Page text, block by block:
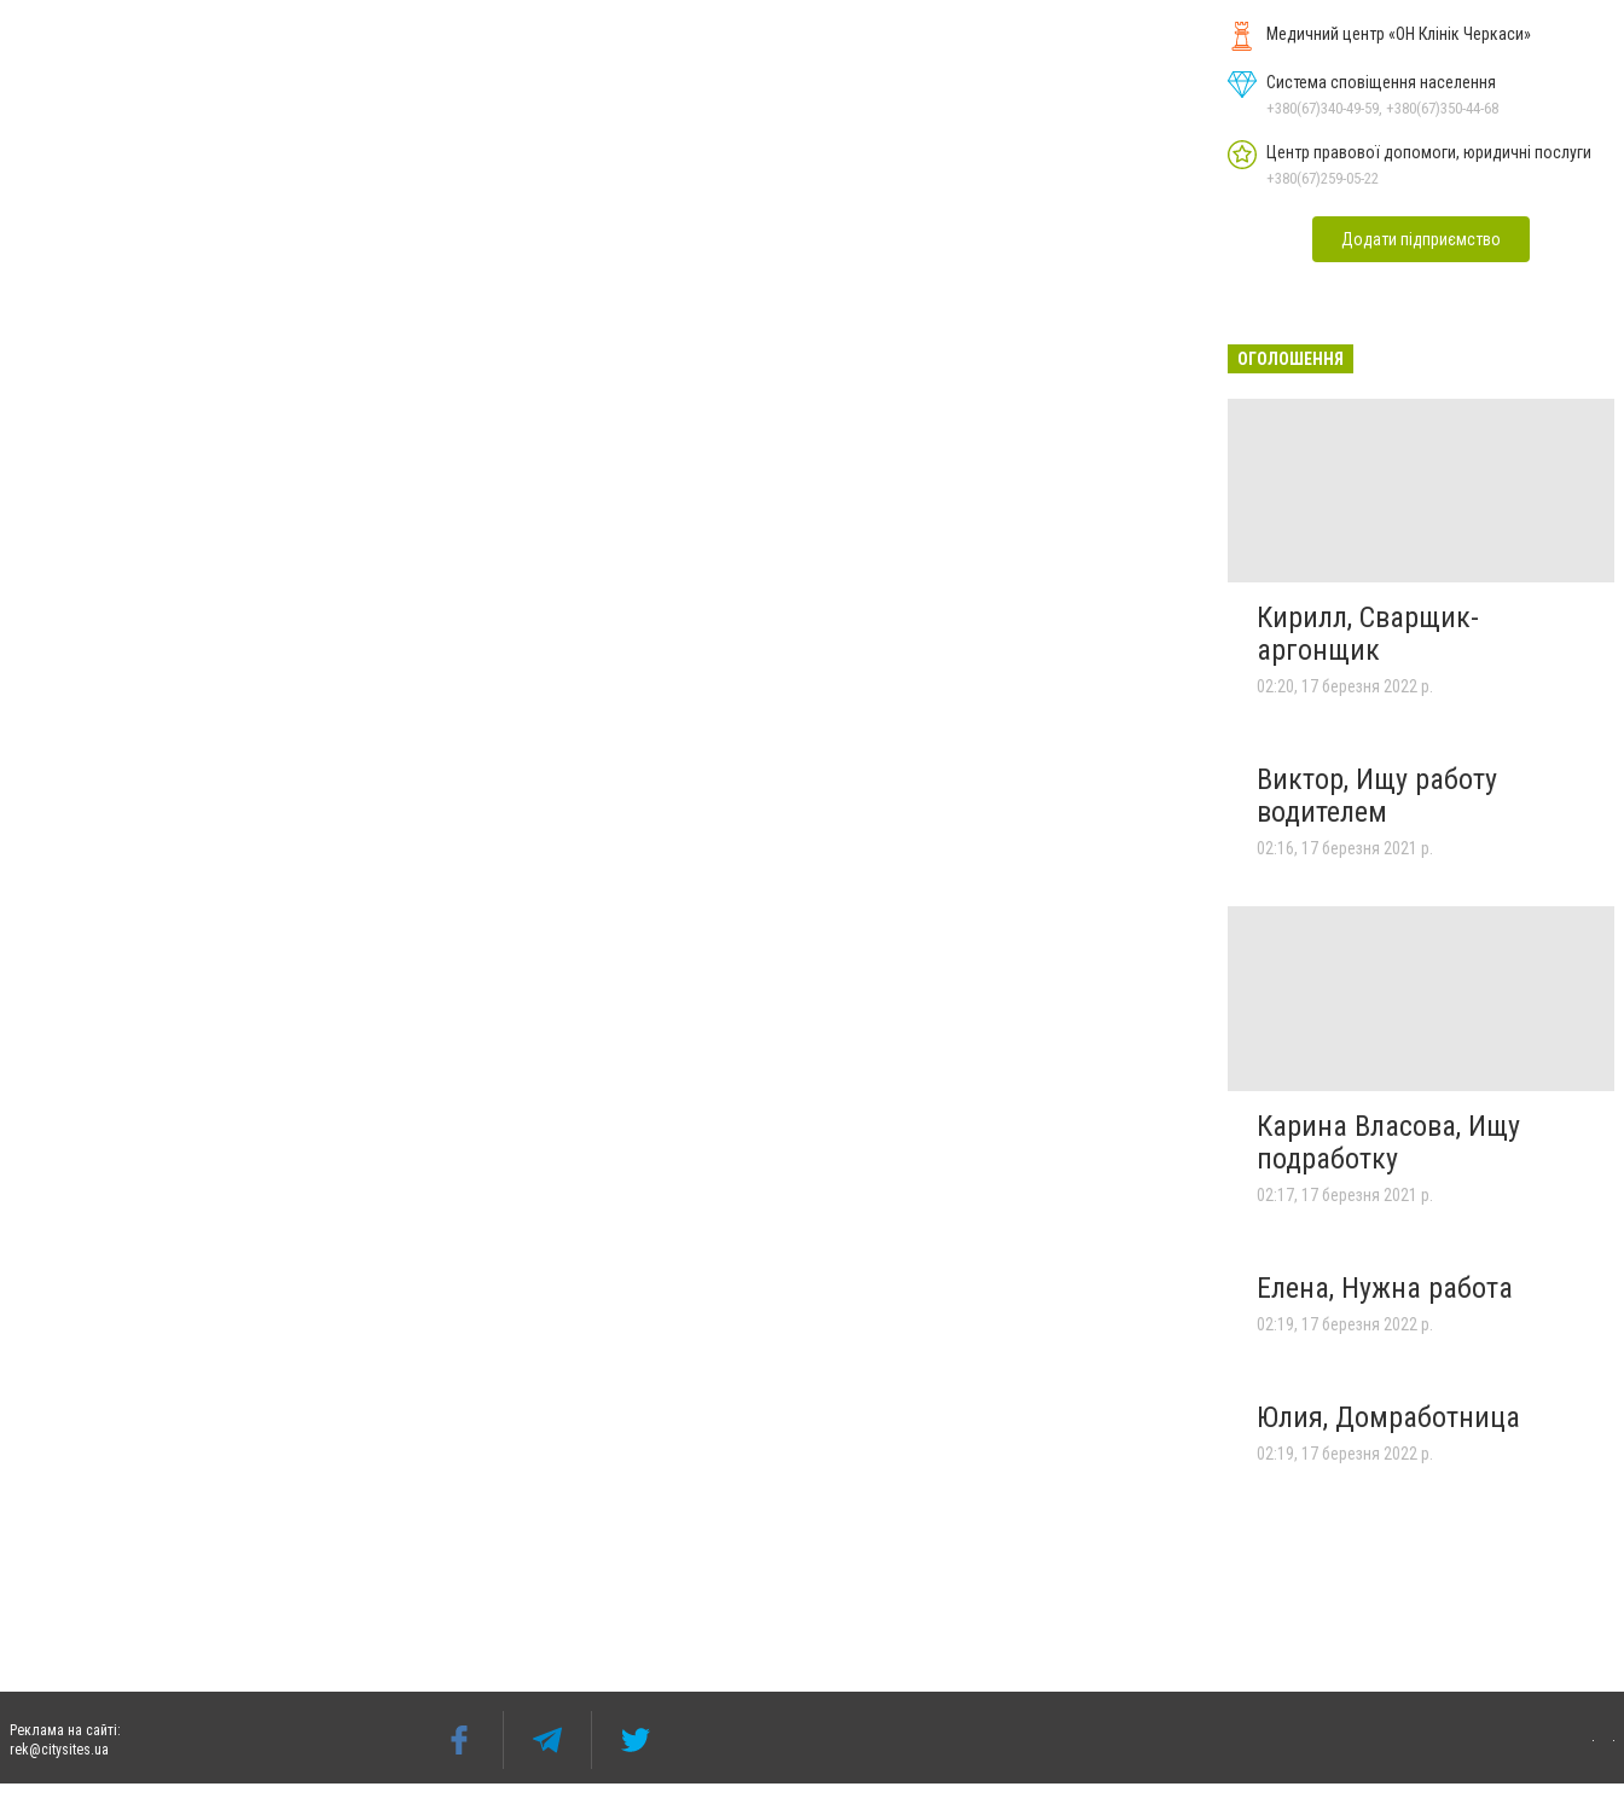
Медичний центр «ОН Клінік Черкаси»
Система сповіщення населення
+380(67)340-49-59, +380(67)350-44-68
Центр правової допомоги, юридичні послуги
+380(67)259-05-22
Додати підприємство
ОГОЛОШЕННЯ
Кирилл, Сварщик-
аргонщик
02:20, 17 березня 2022 р.
Виктор, Ищу работу
водителем
02:16, 17 березня 2021 р.
Карина Власова, Ищу
подработку
02:17, 17 березня 2021 р.
Елена, Нужна работа
02:19, 17 березня 2022 р.
Юлия, Домработница
02:19, 17 березня 2022 р.
Реклама на сайті:
rek@citysites.ua